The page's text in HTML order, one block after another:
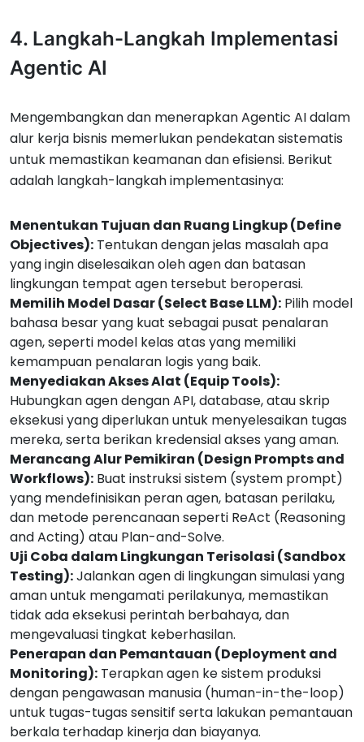
4. Langkah-Langkah Implementasi
Agentic AI
Mengembangkan dan menerapkan Agentic AI dalam
alur kerja bisnis memerlukan pendekatan sistematis
untuk memastikan keamanan dan efisiensi. Berikut
adalah langkah-langkah implementasinya:
Menentukan Tujuan dan Ruang Lingkup (Define
Objectives): Tentukan dengan jelas masalah apa
yang ingin diselesaikan oleh agen dan batasan
lingkungan tempat agen tersebut beroperasi.
Memilih Model Dasar (Select Base LLM): Pilih model
bahasa besar yang kuat sebagai pusat penalaran
agen, seperti model kelas atas yang memiliki
kemampuan penalaran logis yang baik.
Menyediakan Akses Alat (Equip Tools):
Hubungkan agen dengan API, database, atau skrip
eksekusi yang diperlukan untuk menyelesaikan tugas
mereka, serta berikan kredensial akses yang aman.
Merancang Alur Pemikiran (Design Prompts and
Workflows): Buat instruksi sistem (system prompt)
yang mendefinisikan peran agen, batasan perilaku,
dan metode perencanaan seperti ReAct (Reasoning
and Acting) atau Plan-and-Solve.
Uji Coba dalam Lingkungan Terisolasi (Sandbox
Testing):Jalankan agen di lingkungan simulasi yang
aman untuk mengamati perilakunya, memastikan
tidak ada eksekusi perintah berbahaya, dan
mengevaluasi tingkat keberhasilan.
Penerapan dan Pemantauan (Deployment and
Monitoring): Terapkan agen ke sistem produksi
dengan pengawasan manusia (human-in-the-loop)
untuk tugas-tugas sensitif serta lakukan pemantauan
berkala terhadap kinerja dan biayanya.